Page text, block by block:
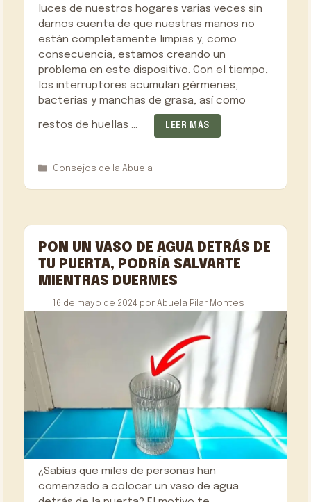
luces de nuestros hogares varias veces sin
darnos cuenta de que nuestras manos no
están completamente limpias y, como
consecuencia, estamos creando un
problema en este dispositivo. Con el tiempo,
los interruptores acumulan gérmenes,
bacterias y manchas de grasa, así como
restos de huellas … LEER MÁS
Categorías
Consejos de la Abuela
PON UN VASO DE AGUA DETRÁS DE
TU PUERTA, PODRÍA SALVARTE
MIENTRAS DUERMES
16 de mayo de 2024 por Abuela Pilar Montes
¿Sabías que miles de personas han
comenzado a colocar un vaso de agua